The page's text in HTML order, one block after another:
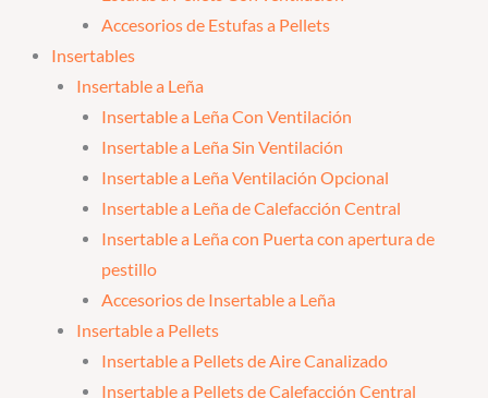
Accesorios de Estufas a Pellets
Insertables
Insertable a Leña
Insertable a Leña Con Ventilación
Insertable a Leña Sin Ventilación
Insertable a Leña Ventilación Opcional
Insertable a Leña de Calefacción Central
Insertable a Leña con Puerta con apertura de
pestillo
Accesorios de Insertable a Leña
Insertable a Pellets
Insertable a Pellets de Aire Canalizado
Insertable a Pellets de Calefacción Central